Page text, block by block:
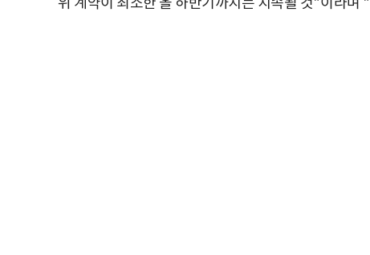
위 계약이 최소한 올 하반기까지는 지속될 것"이라며 "